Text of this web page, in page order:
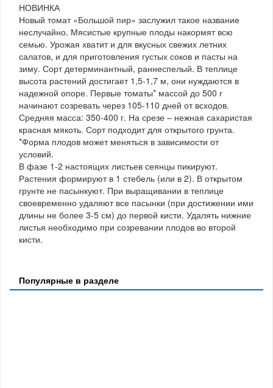
НОВИНКА
Новый томат «Большой пир» заслужил такое название
неслучайно. Мясистые крупные плоды накормят всю
семью. Урожая хватит и для вкусных свежих летних
салатов, и для приготовления густых соков и пасты на
зиму. Сорт детерминантный, раннеспелый. В теплице
высота растений достигает 1,5-1,7 м, они нуждаются в
надежной опоре. Первые томаты* массой до 500 г
начинают созревать через 105-110 дней от всходов.
Средняя масса: 350-400 г. На срезе – нежная сахаристая
красная мякоть. Сорт подходит для открытого грунта.
*Форма плодов может меняться в зависимости от
условий.
В фазе 1-2 настоящих листьев сеянцы пикируют.
Растения формируют в 1 стебель (или в 2). В открытом
грунте не пасынкуют. При выращивании в теплице
своевременно удаляют все пасынки (при достижении ими
длины не более 3-5 см) до первой кисти. Удалять нижние
листья необходимо при созревании плодов во второй
кисти.
Популярные в разделе